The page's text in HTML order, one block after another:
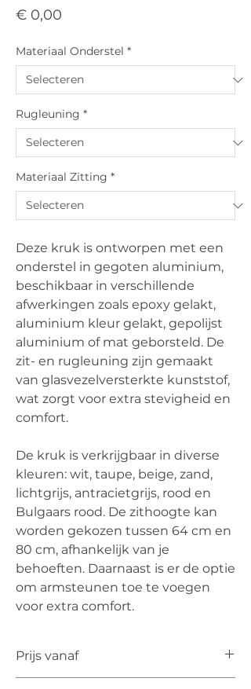
€ 0,00
Materiaal Onderstel *
Rugleuning *
Materiaal Zitting *
Deze kruk is ontworpen met een
onderstel in gegoten aluminium,
beschikbaar in verschillende
afwerkingen zoals epoxy gelakt,
aluminium kleur gelakt, gepolijst
aluminium of mat geborsteld. De
zit- en rugleuning zijn gemaakt
van glasvezelversterkte kunststof,
wat zorgt voor extra stevigheid en
comfort.
De kruk is verkrijgbaar in diverse
kleuren: wit, taupe, beige, zand,
lichtgrijs, antracietgrijs, rood en
Bulgaars rood. De zithoogte kan
worden gekozen tussen 64 cm en
80 cm, afhankelijk van je
behoeften. Daarnaast is er de optie
om armsteunen toe te voegen
voor extra comfort.
Prijs vanaf